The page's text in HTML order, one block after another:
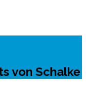
von Schalke